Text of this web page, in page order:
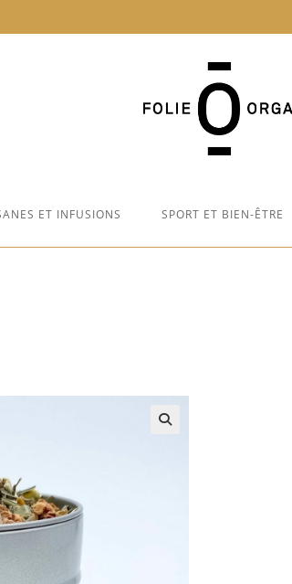
ET INFUSIONS SPORT ET BIEN-ÊTRE